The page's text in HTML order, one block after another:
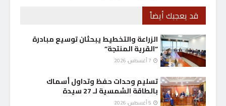
قد يعجبك أيضاً
الزراعة والتخطيط يبحثان توسيع مبادرة
“القرية المنتجة”
تسليم وحدات حفظ وتداول أسماك
بالطاقة الشمسية لـ 27 سيدة